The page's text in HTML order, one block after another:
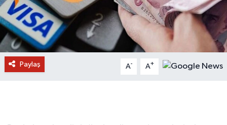
Paylaş A- A+